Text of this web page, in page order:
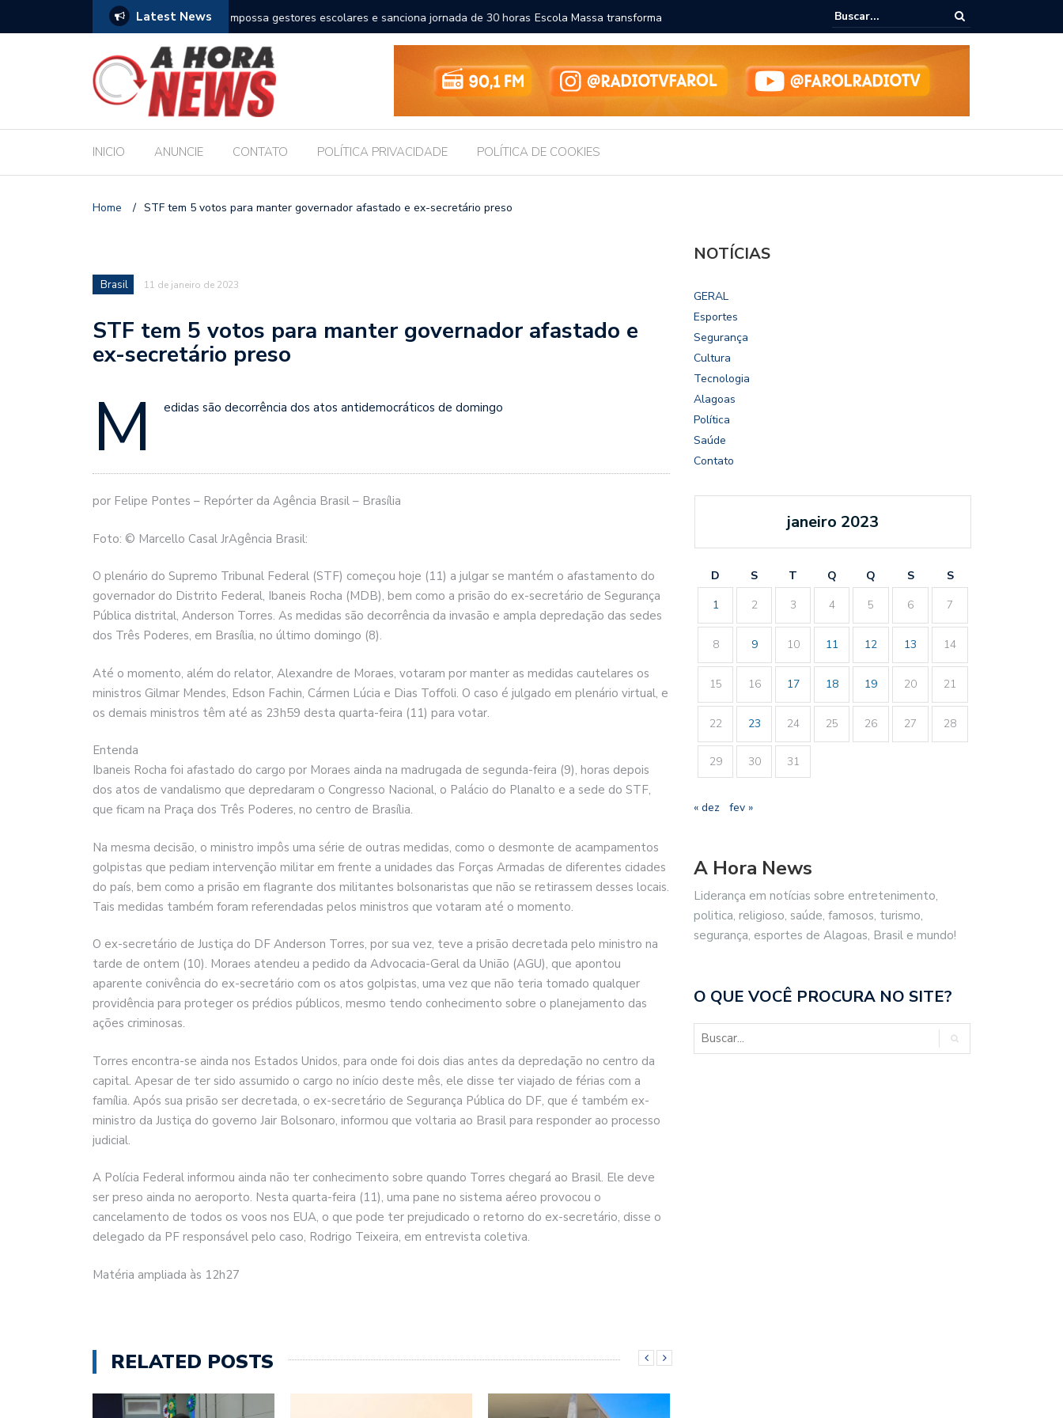
Latest News
escolares e sanciona jornada de 30 horas
Escola Massa transforma a educação e amplia horizontes para estudantes da rede
pública de Maceió
Chico Filho destaca potencial esportivo, turístico e econômico da Maratona
Internacional de Maceió
INICIO ANUNCIE CONTATO POLÍTICA PRIVACIDADE POLÍTICA DE COOKIES
Home / STF tem 5 votos para manter governador afastado e ex-secretário preso
Brasil 11 de janeiro de 2023
STF tem 5 votos para manter governador afastado e
ex-secretário preso
M edidas são decorrência dos atos antidemocráticos de domingo
por Felipe Pontes – Repórter da Agência Brasil – Brasília
Foto: © Marcello Casal JrAgência Brasil:
O plenário do Supremo Tribunal Federal (STF) começou hoje (11) a julgar se mantém o afastamento do
governador do Distrito Federal, Ibaneis Rocha (MDB), bem como a prisão do ex-secretário de Segurança
Pública distrital, Anderson Torres. As medidas são decorrência da invasão e ampla depredação das sedes
dos Três Poderes, em Brasília, no último domingo (8).
Até o momento, além do relator, Alexandre de Moraes, votaram por manter as medidas cautelares os
ministros Gilmar Mendes, Edson Fachin, Cármen Lúcia e Dias Toffoli. O caso é julgado em plenário virtual, e
os demais ministros têm até as 23h59 desta quarta-feira (11) para votar.
Entenda
Ibaneis Rocha foi afastado do cargo por Moraes ainda na madrugada de segunda-feira (9), horas depois
dos atos de vandalismo que depredaram o Congresso Nacional, o Palácio do Planalto e a sede do STF,
que ficam na Praça dos Três Poderes, no centro de Brasília.
Na mesma decisão, o ministro impôs uma série de outras medidas, como o desmonte de acampamentos
golpistas que pediam intervenção militar em frente a unidades das Forças Armadas de diferentes cidades
do país, bem como a prisão em flagrante dos militantes bolsonaristas que não se retirassem desses locais.
Tais medidas também foram referendadas pelos ministros que votaram até o momento.
O ex-secretário de Justiça do DF Anderson Torres, por sua vez, teve a prisão decretada pelo ministro na
tarde de ontem (10). Moraes atendeu a pedido da Advocacia-Geral da União (AGU), que apontou
aparente conivência do ex-secretário com os atos golpistas, uma vez que não teria tomado qualquer
providência para proteger os prédios públicos, mesmo tendo conhecimento sobre o planejamento das
ações criminosas.
Torres encontra-se ainda nos Estados Unidos, para onde foi dois dias antes da depredação no centro da
capital. Apesar de ter sido assumido o cargo no início deste mês, ele disse ter viajado de férias com a
família. Após sua prisão ser decretada, o ex-secretário de Segurança Pública do DF, que é também ex-
ministro da Justiça do governo Jair Bolsonaro, informou que voltaria ao Brasil para responder ao processo
judicial.
A Polícia Federal informou ainda não ter conhecimento sobre quando Torres chegará ao Brasil. Ele deve
ser preso ainda no aeroporto. Nesta quarta-feira (11), uma pane no sistema aéreo provocou o
cancelamento de todos os voos nos EUA, o que pode ter prejudicado o retorno do ex-secretário, disse o
delegado da PF responsável pelo caso, Rodrigo Teixeira, em entrevista coletiva.
Matéria ampliada às 12h27
RELATED POSTS
NOTÍCIAS
GERAL
Esportes
Segurança
Cultura
Tecnologia
Alagoas
Política
Saúde
Contato
janeiro 2023
D S T Q Q S
S
1
2 3 4 5 6 7
8 9 10 11 12 13 14
15 16 17 18 19 20 21
22 23 24 25 26 27 28
29 30 31
« dez fev »
A Hora News
Liderança em notícias sobre entretenimento,
politica, religioso, saúde, famosos, turismo,
segurança, esportes de Alagoas, Brasil e mundo!
O QUE VOCÊ PROCURA NO SITE?